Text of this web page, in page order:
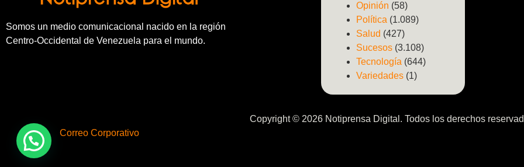
Somos un medio comunicacional nacido en la región
Centro-Occidental de Venezuela para el mundo.
Opinión (58)
Política (1.089)
Salud (427)
Sucesos(3.108)
Tecnología (644)
Variedades(1)
Copyright © 2026 Notiprensa Digital. Todos los derechos
Correo Corporativo